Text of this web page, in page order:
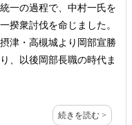
一の過程で、中村一氏を
揆衆討伐を命じました。
津・高槻城より岡部宣勝
、以後岡部長職の時代ま
続きを読む >